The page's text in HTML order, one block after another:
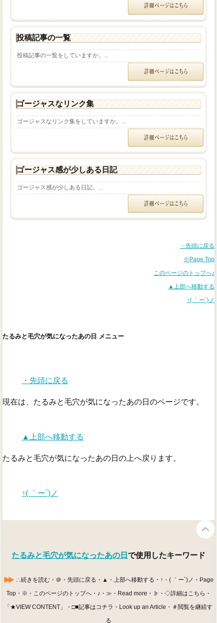
投稿記事の一覧
投稿記事の一覧をしていますか。...
ゴージャスなリンク集
ゴージャスなリンク集をしていますか。...
ゴージャス感が少しある日記
ゴージャス感が少しある日記。...
・先頭に戻る
※Page Top
このページのトップへ♪
▲上部へ移動する
↑( ｀ー´)ノ
たるみと毛穴が気になったあの日 メニュー
・先頭に戻る
現在は、たるみと毛穴が気になったあの日のページです。
▲上部へ移動する
たるみと毛穴が気になったあの日の上へ戻ります。
↑( ｀ー´)ノ
たるみと毛穴が気になったあの日 で使用したキーワード
∴続きを読む・＠・先頭に戻る・▲・上部へ移動する・↑・( ｀ー´)ノ・Page
Top・※・このページのトップへ・♪・≫・Read more・♭・◇詳細はこちら・
「★VIEW CONTENT」・□■記事はコチラ・Look up an Article・＃閲覧を継続す
る